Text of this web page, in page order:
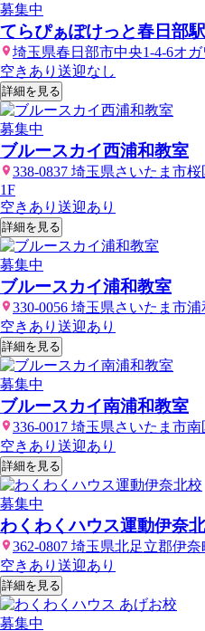
募集中
てらぴぁぽけっと春日部
埼玉県春日部市中央1-4-6オガ
空きあり 送迎なし
詳細を見る
募集中
ブルースカイ西浦和教室
338-0837 埼玉県さいたま市
1F
空きあり 送迎あり
詳細を見る
募集中
ブルースカイ浦和教室
330-0056 埼玉県さいたま市
空きあり 送迎あり
詳細を見る
募集中
ブルースカイ南浦和教室
336-0017 埼玉県さいたま市
空きあり 送迎あり
詳細を見る
募集中
わくわくハウス運動伊奈
362-0807 埼玉県北足立郡伊奈
空きあり 送迎あり
詳細を見る
募集中